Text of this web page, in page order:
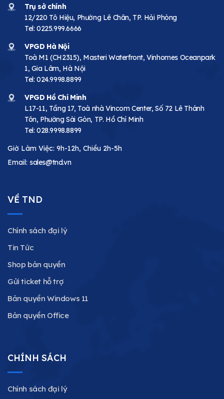
Trụ sở chính
12/220 Tô Hiệu, Phường Lê Chân, TP. Hải Phòng
Tel: 0225.999.6666
VPGD Hà Nội
Toà M1 (CH2315), Masteri Waterfront, Vinhomes Oceanpark
1, Gia Lâm, Hà Nội
Tel: 024.9998.8899
VPGD Hồ Chí Minh
L17-11, Tầng 17, Toà nhà Vincom Center, Số 72 Lê Thánh
Tôn, Phường Sài Gòn, TP. Hồ Chí Minh
Tel: 028.9998.8899
Giờ Làm Việc: 9h-12h, Chiều 2h-5h
Email: sales@tnd.vn
VỀ TND
Chính sách đại lý
Tin Tức
Shop bản quyền
Gửi ticket hỗ trợ
Bản quyền Windows 11
Bản quyền Office
CHÍNH SÁCH
Chính sách đại lý